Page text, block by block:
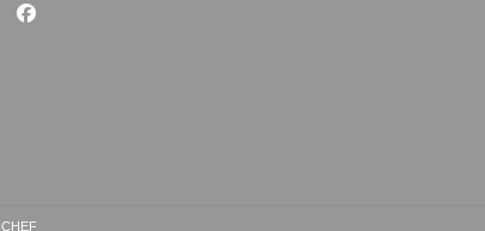
Facebook ((ouvre une nouvelle fenêtre))
((OUVRE UNE NOUVELLE FENÊTRE))